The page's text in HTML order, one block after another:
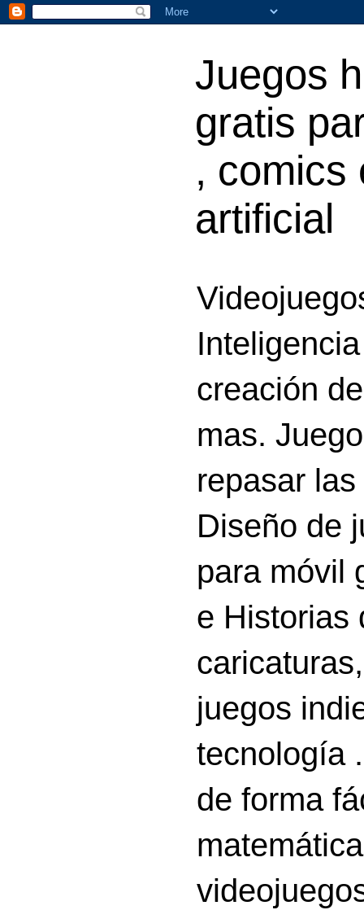
Juegos
gratis
, comics
artificial
creación
mas.
repasar
Diseño de
para móvil
e Historias
juegos
tecnología
de forma